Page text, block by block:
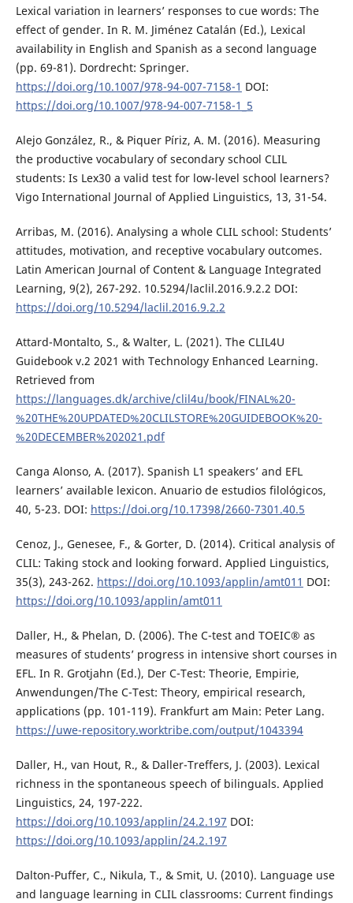
Lexical variation in learners’ responses to cue words: The
effect of gender. In R. M. Jiménez Catalán (Ed.), Lexical
availability in English and Spanish as a second language
(pp. 69-81). Dordrecht: Springer.
https://doi.org/10.1007/978-94-007-7158-1 DOI:
https://doi.org/10.1007/978-94-007-7158-1_5
Alejo González, R., & Piquer Píriz, A. M. (2016). Measuring
the productive vocabulary of secondary school CLIL
students: Is Lex30 a valid test for low-level school learners?
Vigo International Journal of Applied Linguistics, 13, 31-54.
Arribas, M. (2016). Analysing a whole CLIL school: Students’
attitudes, motivation, and receptive vocabulary outcomes.
Latin American Journal of Content & Language Integrated
Learning, 9(2), 267-292. 10.5294/laclil.2016.9.2.2 DOI:
https://doi.org/10.5294/laclil.2016.9.2.2
Attard-Montalto, S., & Walter, L. (2021). The CLIL4U
Guidebook v.2 2021 with Technology Enhanced Learning.
Retrieved from
https://languages.dk/archive/clil4u/book/FINAL%20-
%20THE%20UPDATED%20CLILSTORE%20GUIDEBOOK%20-
%20DECEMBER%202021.pdf
Canga Alonso, A. (2017). Spanish L1 speakers’ and EFL
learners’ available lexicon. Anuario de estudios filológicos,
40, 5-23. DOI: https://doi.org/10.17398/2660-7301.40.5
Cenoz, J., Genesee, F., & Gorter, D. (2014). Critical analysis of
CLIL: Taking stock and looking forward. Applied Linguistics,
35(3), 243-262. https://doi.org/10.1093/applin/amt011 DOI:
https://doi.org/10.1093/applin/amt011
Daller, H., & Phelan, D. (2006). The C-test and TOEIC® as
measures of students’ progress in intensive short courses in
EFL. In R. Grotjahn (Ed.), Der C-Test: Theorie, Empirie,
Anwendungen/The C-Test: Theory, empirical research,
applications (pp. 101-119). Frankfurt am Main: Peter Lang.
https://uwe-repository.worktribe.com/output/1043394
Daller, H., van Hout, R., & Daller-Treffers, J. (2003). Lexical
richness in the spontaneous speech of bilinguals. Applied
Linguistics, 24, 197-222.
https://doi.org/10.1093/applin/24.2.197 DOI:
https://doi.org/10.1093/applin/24.2.197
Dalton-Puffer, C., Nikula, T., & Smit, U. (2010). Language use
and language learning in CLIL classrooms: Current findings